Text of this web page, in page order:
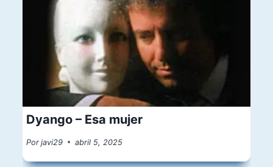
Dyango – Esa mujer
Por javi29 abril 5, 2025